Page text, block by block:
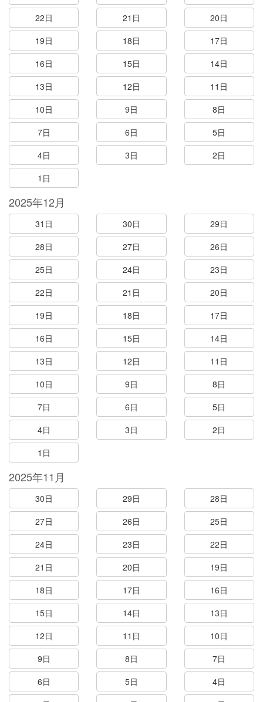
22日
21日
20日
19日
18日
17日
16日
15日
14日
13日
12日
11日
10日
9日
8日
7日
6日
5日
4日
3日
2日
1日
2025年12月
31日 30日
29日
28日
27日
26日
25日
24日
23日
22日
21日
20日
19日
18日
17日
16日
15日
14日
13日
12日
11日
10日
9日
8日
7日
6日
5日
4日
3日
2日
1日
2025年11月
30日 29日
28日
27日
26日
25日
24日
23日
22日
21日
20日
19日
18日
17日
16日
15日
14日
13日
12日
11日
10日
9日
8日
7日
6日
5日
4日